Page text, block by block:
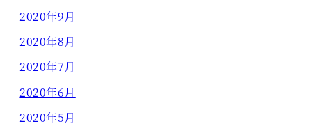
2020年9月
2020年8月
2020年7月
2020年6月
2020年5月